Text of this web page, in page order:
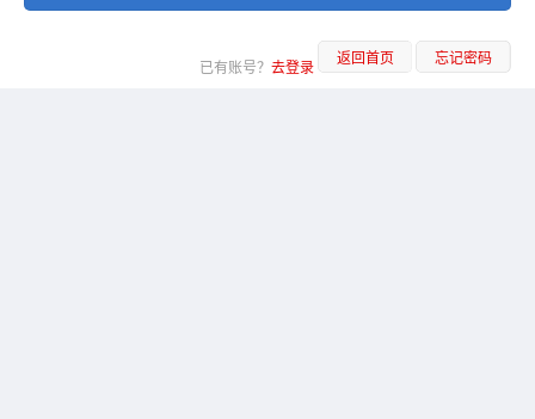
已有账号？ 去登录 返回首页 忘记密码